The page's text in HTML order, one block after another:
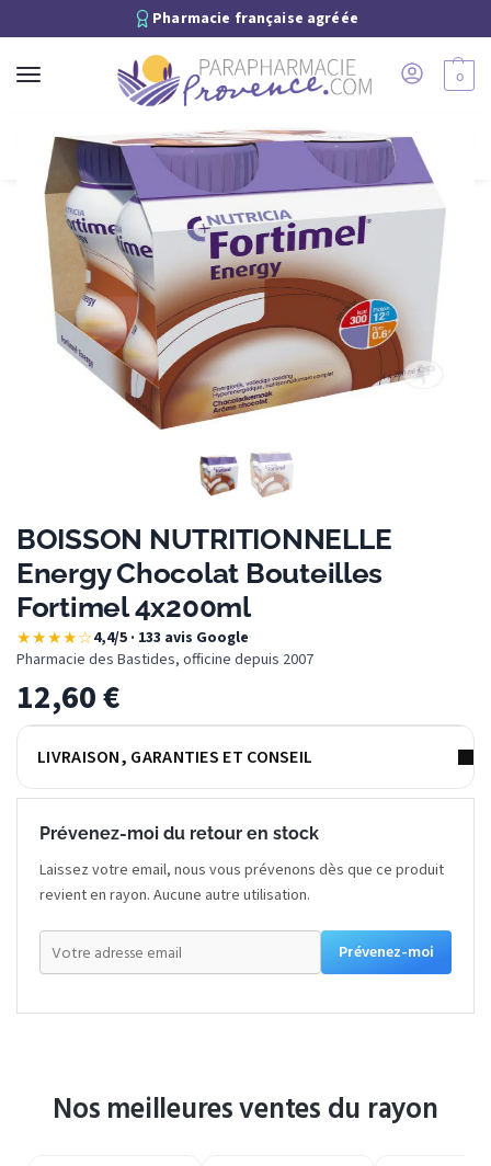
Pharmacie française agréée
Recherche
0
BOISSON NUTRITIONNELLE
Energy Chocolat Bouteilles
Fortimel 4x200ml
★★★★☆4,4/5 · 133 avis Google·
Pharmacie des Bastides, officine depuis 2007
12,60€
LIVRAISON, GARANTIES ET CONSEIL
Prévenez-moi du retour en stock
Laissez votre email, nous vous prévenons dès que ce produit
revient en rayon. Aucune autre utilisation.
Prévenez-moi
Nos meilleures ventes du rayon